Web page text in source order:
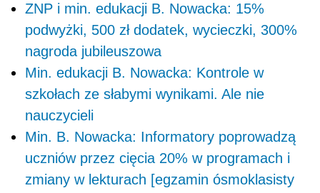
ZNP i min. edukacji B. Nowacka: 15%
podwyżki, 500 zł dodatek, wycieczki, 300%
nagroda jubileuszowa
Min. edukacji B. Nowacka: Kontrole w
szkołach ze słabymi wynikami. Ale nie
nauczycieli
Min. B. Nowacka: Informatory poprowadzą
uczniów przez cięcia 20% w programach i
zmiany w lekturach [egzamin ósmoklasisty